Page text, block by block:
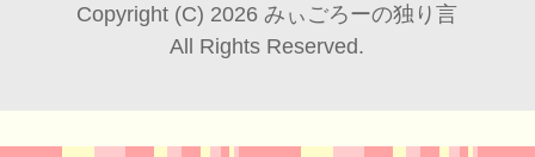
Copyright (C) 2026 みぃごろーの独り言
All Rights Reserved.